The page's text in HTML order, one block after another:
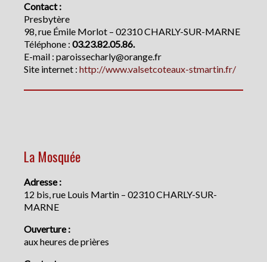
Contact :
Presbytère
98, rue Émile Morlot – 02310 CHARLY-SUR-MARNE
Téléphone : 03.23.82.05.86.
E-mail : paroissecharly@orange.fr
Site internet : http://www.valsetcoteaux-stmartin.fr/
La Mosquée
Adresse :
12 bis, rue Louis Martin – 02310 CHARLY-SUR-
MARNE
Ouverture :
aux heures de prières